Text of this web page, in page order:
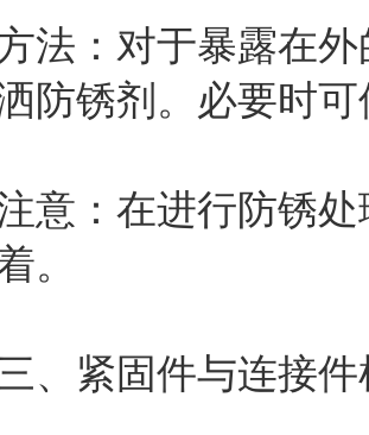
：对于暴露在外
防锈剂。必要时
：在进行防锈处
。
紧固件与连接件